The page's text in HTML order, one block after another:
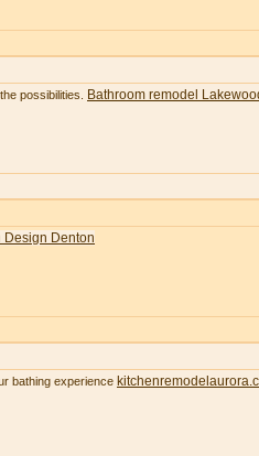
possibilities. Bathroom remodel
Design Denton
bathing experience